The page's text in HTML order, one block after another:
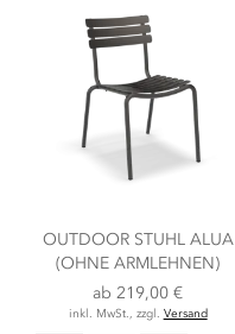
OUTDOOR STUHL ALUA
(OHNE ARMLEHNEN)
ab219,00 €
inkl. MwSt., zzgl. Versand